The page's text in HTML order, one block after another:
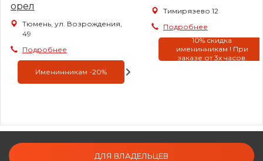
орел
Тюмень, ул. Возрождения,
49
Подробнее
Именинникам -20%
Тимирязево 12
Подробнее
10% скидка
именинникам ! При
заказе от 3х часов.
ДЛЯ ВЛАДЕЛЬЦЕВ